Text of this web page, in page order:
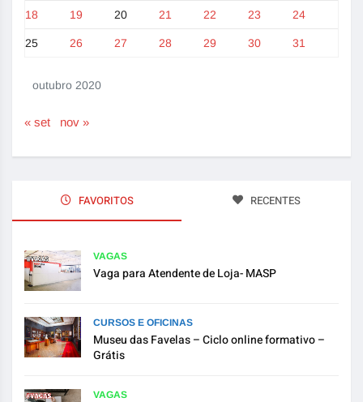
outubro 2020
18 19 20 21 22 23 24
25 26 27 28 29 30 31
« set nov »
FAVORITOS RECENTES
VAGAS
Vaga para Atendente de Loja- MASP
CURSOS E OFICINAS
Museu das Favelas – Ciclo online formativo –
Grátis
VAGAS